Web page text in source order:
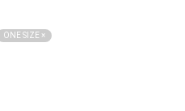
ONE SIZE ×